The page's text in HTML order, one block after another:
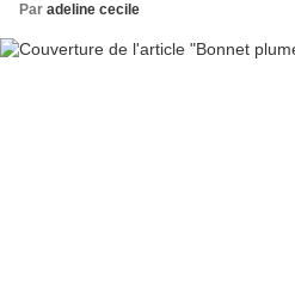
Par adeline cecile